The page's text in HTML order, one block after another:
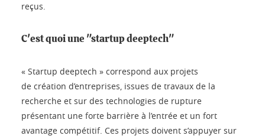
reçus.
C'est quoi une "startup deeptech"
« Startup deeptech » correspond aux projets
de création d’entreprises, issues de travaux de la
recherche et sur des technologies de rupture
présentant une forte barrière à l’entrée et un fort
avantage compétitif. Ces projets doivent s’appuyer sur